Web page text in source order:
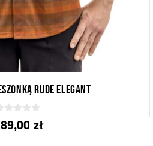
Rude Elegant
zł